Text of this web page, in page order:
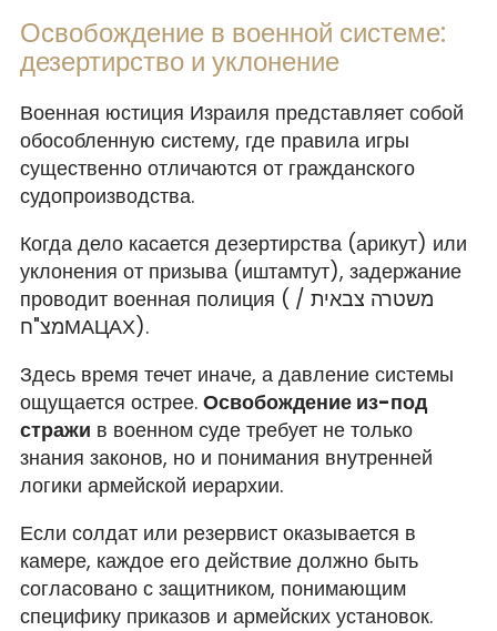
Освобождение в военной системе:
дезертирство и уклонение
Военная юстиция Израиля представляет собой
обособленную систему, где правила игры
существенно отличаются от гражданского
судопроизводства.
Когда дело касается дезертирства (арикут) или
уклонения от призыва (иштамтут), задержание
проводит военная полиция ( משטרה צבאית /
מצ"חМАЦАХ).
Здесь время течет иначе, а давление системы
ощущается острее. Освобождение из-под
стражи в военном суде требует не только
знания законов, но и понимания внутренней
логики армейской иерархии.
Если солдат или резервист оказывается в
камере, каждое его действие должно быть
согласовано с защитником, понимающим
специфику приказов и армейских установок.